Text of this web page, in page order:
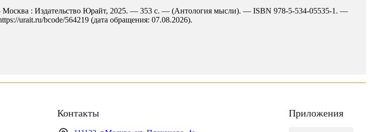
: Издательство Юрайт, 2025. — 353 с. — (Антология мысли). — ISBN 978-5-534-05535-1. —
urait.ru/bcode/564219 (дата обращения: 07.08.2026).
Контакты Приложения